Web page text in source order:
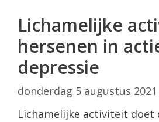
Lichamelijke
hersenen in
depressie
donderdag 5 augustus 2021
Lichamelijke activiteit doet